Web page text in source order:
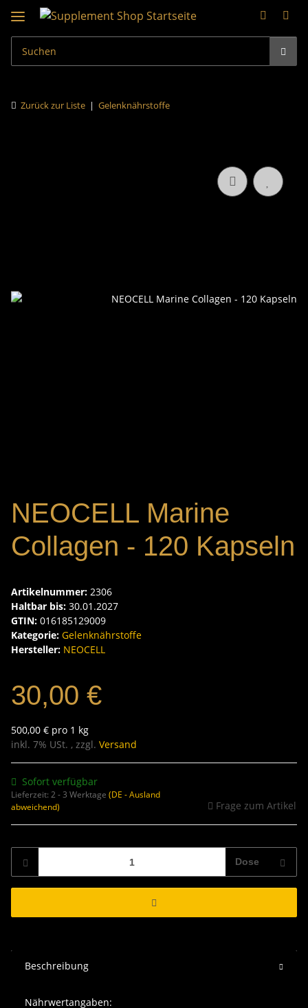
Zurück zur Liste Gelenknährstoffe
NEOCELL Marine
Collagen - 120 Kapseln
Artikelnummer: 2306
Haltbar bis: 30.01.2027
GTIN: 016185129009
Kategorie: Gelenknährstoffe
Hersteller: NEOCELL
30,00 €
500,00 € pro 1 kg
inkl. 7% USt. , zzgl. Versand
Sofort verfügbar
Lieferzeit: 2 - 3 Werktage (DE - Ausland
abweichend)
Frage zum Artikel
Dose
Beschreibung
Nährwertangaben: